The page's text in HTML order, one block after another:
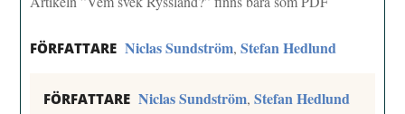
FÖRFATTARE Niclas Sundström,Stefan Hedlund
FÖRFATTARE Niclas Sundström,Stefan Hedlund